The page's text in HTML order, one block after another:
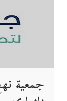
جمعية